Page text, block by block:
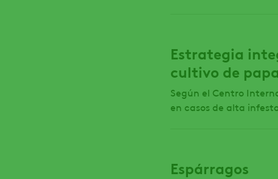
Estrategia
cultivo de papa
Según el Centro
en casos de alta
Espárragos